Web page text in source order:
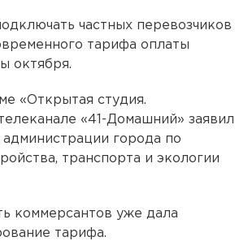
частных перевозчиков
тарифа оплаты
октября.
«Открытая студия.
«41-Домашний» заявил
администрации города по
транспорта и экологии
коммерсантов уже дала
тарифа.